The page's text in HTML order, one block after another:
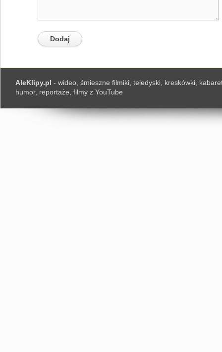
AleKlipy.pl - wideo, śmieszne filmiki, teledyski, kreskówki,
humor, reportaże, filmy z YouTube